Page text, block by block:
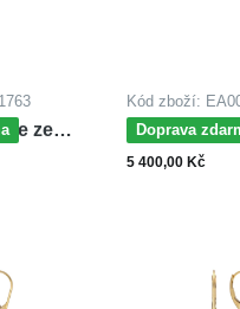
ze
Kód zboží:
Doprava
MOISS
žlutého zlata
5 400,00 Kč